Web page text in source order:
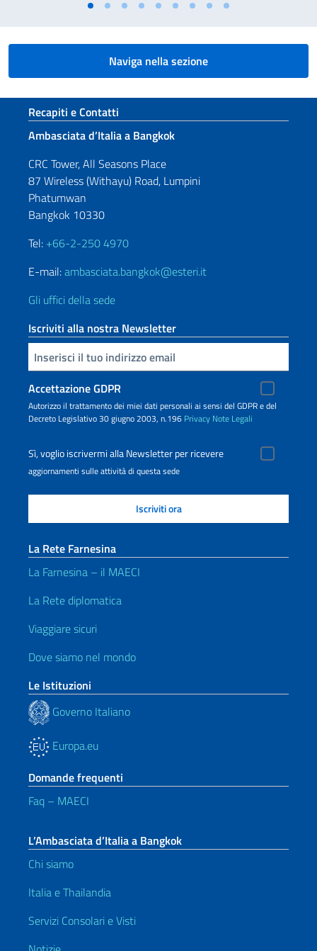
Naviga nella sezione
Sezione footer
Recapiti e Contatti
Ambasciata d’Italia a Bangkok
CRC Tower, All Seasons Place
87 Wireless (Withayu) Road, Lumpini
Phatumwan
Bangkok 10330
Tel: +66-2-250 4970
E-mail:ambasciata.bangkok@esteri.it
Gli uffici della sede
Iscriviti alla nostra Newsletter
Inserisci la tua email
Accettazione GDPR
Autorizzo il trattamento dei miei dati personali ai sensi del GDPR e del
Decreto Legislativo 30 giugno 2003, n.196 Privacy Note Legali
Sì, voglio iscrivermi alla Newsletter per ricevere
aggiornamenti sulle attività di questa sede
La Rete Farnesina
La Farnesina – il MAECI
La Rete diplomatica
Viaggiare sicuri
Dove siamo nel mondo
Le Istituzioni
Governo Italiano
Europa.eu
Domande frequenti
Faq – MAECI
L’Ambasciata d’Italia a Bangkok
Chi siamo
Italia e Thailandia
Servizi Consolari e Visti